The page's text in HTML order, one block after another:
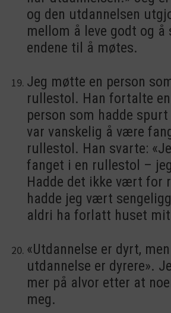
og den utdannelsen
mellom å leve godt og å
endene til å møtes.
Jeg møtte en person
rullestol. Han fortalte
person som hadde
var vanskelig å være
rullestol. Han svarte:
fanget i en rullestol –
Hadde det ikke vært for
hadde jeg vært
aldri ha forlatt huset
«Utdannelse er dyrt,
utdannelse er dyrere».
mer på alvor etter at
meg.